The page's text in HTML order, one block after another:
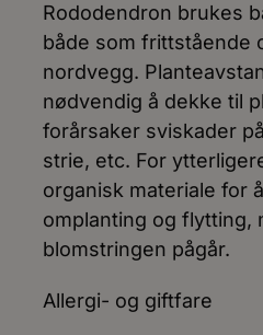
Rododendron brukes
både som frittstående
nordvegg.
nødvendig å dekke til
forårsaker sviskader
strie, etc. For
organisk materiale for
omplanting og flytting,
blomstringen pågår.
Allergi- og giftfare